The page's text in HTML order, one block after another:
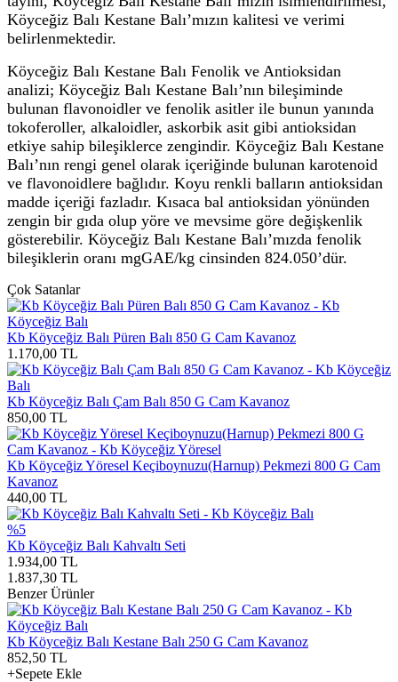
Köyceğiz Balı Kestane Balı’mızın kalitesi ve verimi
belirlenmektedir.
Köyceğiz Balı Kestane Balı Fenolik ve Antioksidan
analizi; Köyceğiz Balı Kestane Balı’nın bileşiminde
bulunan flavonoidler ve fenolik asitler ile bunun yanında
tokoferoller, alkaloidler, askorbik asit gibi antioksidan
etkiye sahip bileşiklerce zengindir. Köyceğiz Balı Kestane
Balı’nın rengi genel olarak içeriğinde bulunan karotenoid
ve flavonoidlere bağlıdır. Koyu renkli balların antioksidan
madde içeriği fazladır. Kısaca bal antioksidan yönünden
zengin bir gıda olup yöre ve mevsime göre değişkenlik
gösterebilir. Köyceğiz Balı Kestane Balı’mızda fenolik
bileşiklerin oranı mgGAE/kg cinsinden 824.050’dür.
Çok Satanlar
Kb Köyceğiz Balı Püren Balı 850 G Cam Kavanoz
1.170,00 TL
Kb Köyceğiz Balı Çam Balı 850 G Cam Kavanoz
850,00 TL
Kb Köyceğiz Yöresel Keçiboynuzu(Harnup) Pekmezi 800 G Cam
Kavanoz
440,00 TL
%5
Kb Köyceğiz Balı Kahvaltı Seti
1.934,00 TL
1.837,30 TL
Benzer Ürünler
Kb Köyceğiz Balı Kestane Balı 250 G Cam Kavanoz
852,50 TL
+Sepete Ekle